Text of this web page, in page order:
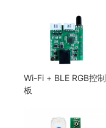
Wi-Fi + BLE RGB控制
板